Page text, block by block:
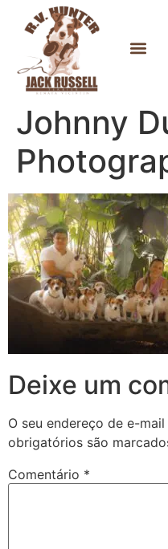
Johnny
Deixe um
O seu endereço de e-
obrigatórios são
Comentário *